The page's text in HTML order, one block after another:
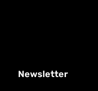
Newsletter